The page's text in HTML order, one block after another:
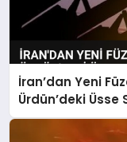
İran’dan Yeni
Ürdün’deki Üsse